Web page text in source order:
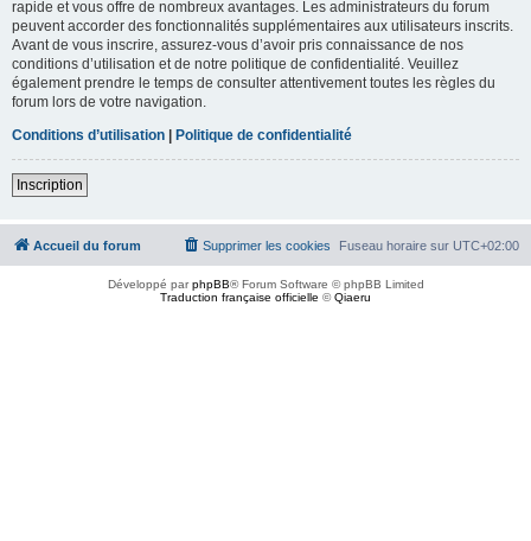
rapide et vous offre de nombreux avantages. Les administrateurs du forum
peuvent accorder des fonctionnalités supplémentaires aux utilisateurs inscrits.
Avant de vous inscrire, assurez-vous d’avoir pris connaissance de nos
conditions d’utilisation et de notre politique de confidentialité. Veuillez
également prendre le temps de consulter attentivement toutes les règles du
forum lors de votre navigation.
Conditions d’utilisation | Politique de confidentialité
Inscription
Accueil du forum Fuseau horaire sur UTC+02:00
Supprimer les cookies
Développé parphpBB® Forum Software © phpBB Limited
Traduction française officielle ©Qiaeru